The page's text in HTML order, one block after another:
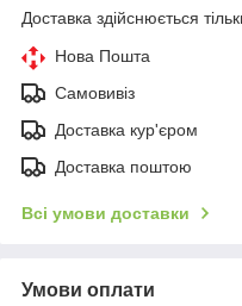
Доставка здійснюється
Нова Пошта
Самовивіз
Доставка кур'єром
Доставка поштою
Всі умови доставки
Умови оплати